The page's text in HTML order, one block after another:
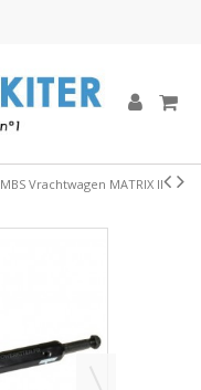
MBS Vrachtwagen MATRIX II